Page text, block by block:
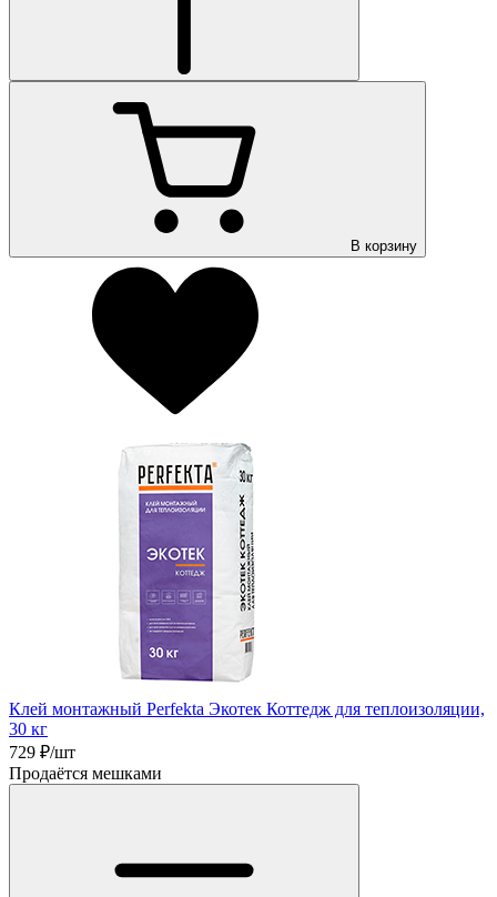
В корзину
Клей монтажный Perfekta Экотек Коттедж для теплоизоляции,
30 кг
729 ₽/шт
Продаётся мешками